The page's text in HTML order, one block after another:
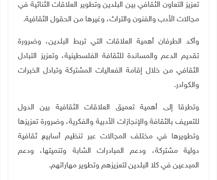
تعزيز التعاون الثقافي بين البلدين وتطوير العلاقات الثنائية في
مجالات الأدب والفنون والتراث، وغيرها من الحقول الثقافية.
وأكد الطرفان أهمية العلاقات التي تربط البلدين، وضرورة
تقديم الدعم والمساندة للثقافة الفلسطينية، وتعزيز التبادل
الثقافي من خلال إقامة الفعاليات المشتركة وتبادل الخبرات
والكوادر.
وتطرقا إلى أهمية تعميق العلاقات الثقافية بين الدول
للتعريف بالثقافة والإنجازات الأدبية والفكرية، وضرورة تعزيزها
وتطويرها في مختلف المجالات عبر تنظيم أسابيع ثقافية
دولية مشتركة، ودعم المبادرات الشابة وتنميتها، ودعم
المبدعين في كلا البلدين لتعزيزهم وتطوير مهاراتهم.